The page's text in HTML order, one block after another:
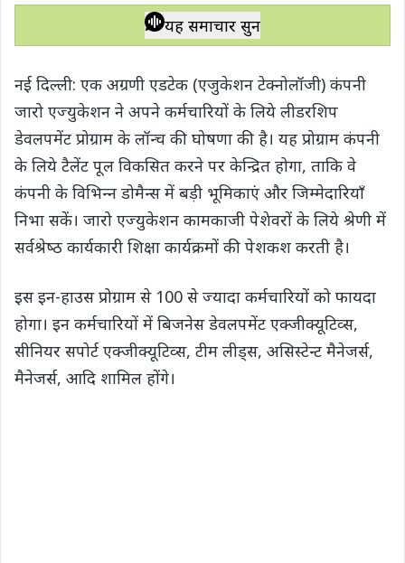
t
A
p
p
e
o
k
t
e
r
l
e
r
a
m
p
y
i
n
k
a
r
यह समाचार सुनें
नई दिल्ली: एक अग्रणी एडटेक (एजुकेशन टेक्‍नोलॉजी) कंपनी
जारो एज्‍युकेशन ने अपने कर्मचारियों के लिये लीडरशिप
डेवलपमेंट प्रोग्राम के लॉन्‍च की घोषणा की है। यह प्रोग्राम कंपनी
के लिये टैलेंट पूल विकसित करने पर केन्द्रित होगा, ताकि वे
कंपनी के विभिन्‍न डोमैन्‍स में बड़ी भूमिकाएं और जिम्‍मेदारियाँ
निभा सकें। जारो एज्‍युकेशन कामकाजी पेशेवरों के लिये श्रेणी में
सर्वश्रेष्‍ठ कार्यकारी शिक्षा कार्यक्रमों की पेशकश करती है।
इस इन-हाउस प्रोग्राम से 100 से ज्‍यादा कर्मचारियों को फायदा
होगा। इन कर्मचारियों में बिजनेस डेवलपमेंट एक्‍जीक्‍यूटिव्‍स,
सीनियर सपोर्ट एक्‍जीक्‍यूटिव्‍स, टीम लीड्स, असिस्‍टेन्‍ट मैनेजर्स,
मैनेजर्स, आदि शामिल होंगे।